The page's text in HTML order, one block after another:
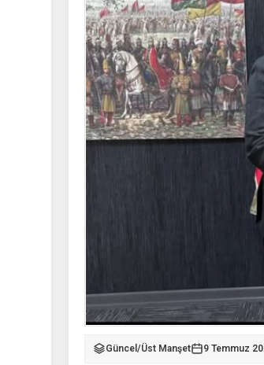
Güncel /Üst Manşet 9 Temmuz